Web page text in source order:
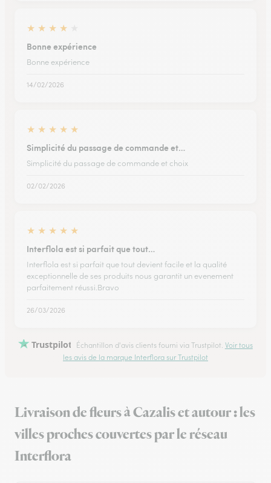
★ ★ ★ ★
Bonne expérience
Bonne expérience
14/02/2026
★ ★ ★ ★ ★
Simplicité du passage de commande et…
Simplicité du passage de commande et choix
02/02/2026
★ ★ ★ ★ ★
Interflola est si parfait que tout…
Interflola est si parfait que tout devient facile et la qualité
exceptionnelle de ses produits nous garantit un evenement
parfaitement réussi.Bravo
26/03/2026
Trustpilot Échantillon d'avis clients fourni via Trustpilot. Voir tous
les avis de la marque Interflora sur Trustpilot
Livraison de fleurs à Cazalis et autour : les
villes proches couvertes par le réseau
Interflora